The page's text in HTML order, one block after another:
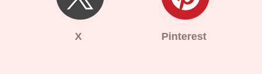
X Pinterest